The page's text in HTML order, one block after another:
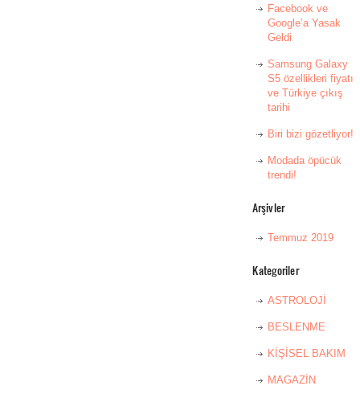
Facebook ve
Google’a Yasak
Geldi
Samsung Galaxy
S5 özellikleri fiyatı
ve Türkiye çıkış
tarihi
Biri bizi gözetliyor!
Modada öpücük
trendi!
Arşivler
Temmuz 2019
Kategoriler
ASTROLOJİ
BESLENME
KİŞİSEL BAKIM
MAGAZİN